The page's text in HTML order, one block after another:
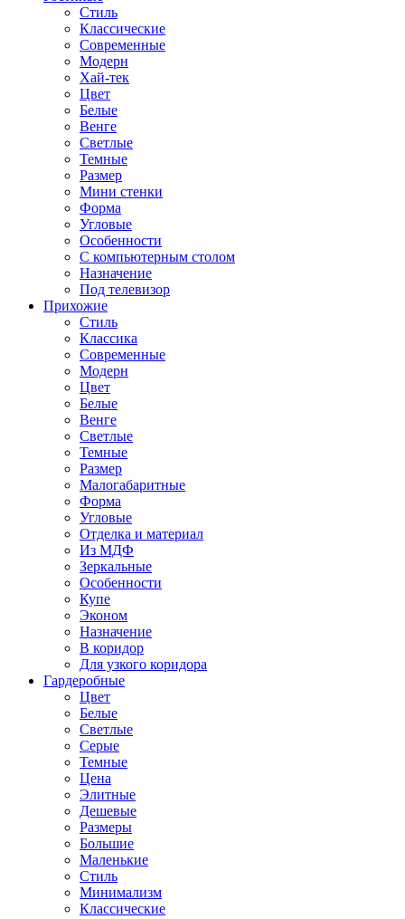
Стиль
Классические
Современные
Модерн
Хай-тек
Цвет
Белые
Венге
Светлые
Темные
Размер
Мини стенки
Форма
Угловые
Особенности
С компьютерным столом
Назначение
Под телевизор
Прихожие
Стиль
Классика
Современные
Модерн
Цвет
Белые
Венге
Светлые
Темные
Размер
Малогабаритные
Форма
Угловые
Отделка и материал
Из МДФ
Зеркальные
Особенности
Купе
Эконом
Назначение
В коридор
Для узкого коридора
Гардеробные
Цвет
Белые
Светлые
Серые
Темные
Цена
Элитные
Дешевые
Размеры
Большие
Маленькие
Стиль
Минимализм
Классические